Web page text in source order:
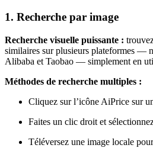
1. Recherche par image
Recherche visuelle puissante :
similaires sur plusieurs plateformes —
Alibaba et Taobao — simplement en
Méthodes de recherche multiples :
Cliquez sur l’icône AiPrice sur
Faites un clic droit et
Téléversez une image locale